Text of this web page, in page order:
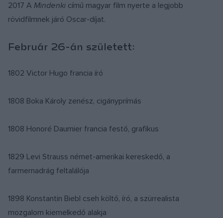
2017 A Mindenki című magyar film nyerte a legjobb
rövidfilmnek járó Oscar-díjat.
Február 26-án született:
1802 Victor Hugo francia író
1808 Boka Károly zenész, cigányprímás
1808 Honoré Daumier francia festő, grafikus
1829 Levi Strauss német-amerikai kereskedő, a
farmernadrág feltalálója
1898 Konstantin Biebl cseh költő, író, a szürrealista
mozgalom kiemelkedő alakja